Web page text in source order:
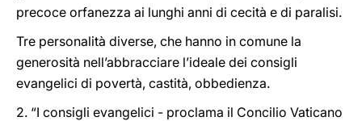
precoce orfanezza ai lunghi anni di cecità e di paralisi.
Tre personalità diverse, che hanno in comune la
generosità nell’abbracciare l’ideale dei consigli
evangelici di povertà, castità, obbedienza.
2. “I consigli evangelici - proclama il Concilio Vaticano